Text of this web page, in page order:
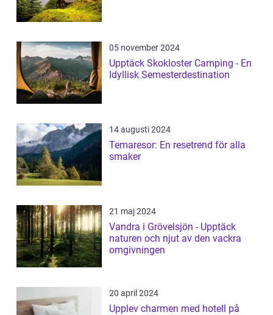
05 november 2024
Upptäck Skokloster Camping - En
Idyllisk Semesterdestination
14 augusti 2024
Temaresor: En resetrend för alla
smaker
21 maj 2024
Vandra i Grövelsjön - Upptäck
naturen och njut av den vackra
omgivningen
20 april 2024
Upplev charmen med hotell på